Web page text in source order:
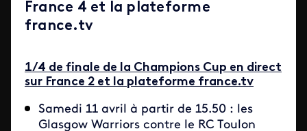
France 4 et la plateforme
france.tv
1/4 de finale de la Champions Cup en direct
sur France 2 et la plateforme france.tv
Samedi 11 avril à partir de 15.50 : les
Glasgow Warriors contre le RC Toulon